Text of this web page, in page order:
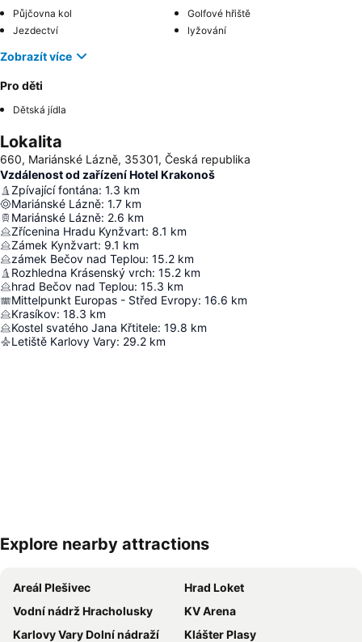
Půjčovna kol
Golfové hřiště
Jezdectví
lyžování
Zobrazít více
Pro děti
Dětská jídla
Lokalita
660, Mariánské Lázně, 35301, Česká republika
Vzdálenost od zařízení Hotel Krakonoš
Zpívající fontána: 1.3 km
Mariánské Lázně: 1.7 km
Mariánské Lázně: 2.6 km
Zřícenina Hradu Kynžvart: 8.1 km
Zámek Kynžvart: 9.1 km
zámek Bečov nad Teplou: 15.2 km
Rozhledna Krásenský vrch: 15.2 km
hrad Bečov nad Teplou: 15.3 km
Mittelpunkt Europas - Střed Evropy: 16.6 km
Krasíkov: 18.3 km
Kostel svatého Jana Křtitele: 19.8 km
Letiště Karlovy Vary: 29.2 km
Explore nearby attractions
Areál Plešivec
Hrad Loket
Vodní nádrž Hracholusky
KV Arena
Karlovy Vary Dolní nádraží
Klášter Plasy